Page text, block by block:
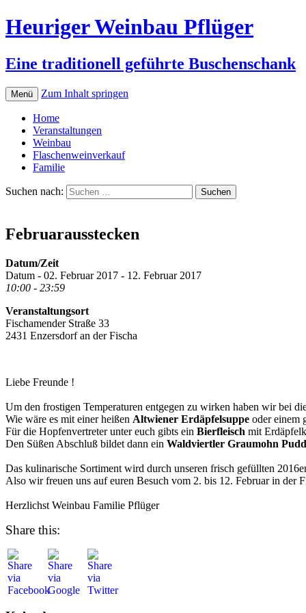
Heuriger Weinbau Pflüger
Eine traditionell geführte Buschenschank
Menü Zum Inhalt springen
Home
Veranstaltungen
Weinbau
Flaschenweinverkauf
Familie
Suchen nach:
Februarausstecken
Datum/Zeit
Datum - 02. Februar 2017 - 12. Februar 2017
10:00 - 23:59
Veranstaltungsort
Fischamender Straße 33
2431 Enzersdorf an der Fischa
Liebe Freunde !
Um den frostigen Temperaturen entgegen zu wirken haben wir bei
Wie wäre es mit einer heißen Altwiener Erdäpfelsuppe oder einem
Für die Hopfenvertreter unter euch gibts ein Bierfleisch mit
Den Süßen Abschluß bildet dann ein Waldviertler Graumohn
Das kulinarische Sortiment wird durch unseren frisch gefüllten
Also wir freuen uns auf euren Besuch vom 2. bis 12. Februar in der
Herzlichst Weinbau Familie Pflüger
Share this: